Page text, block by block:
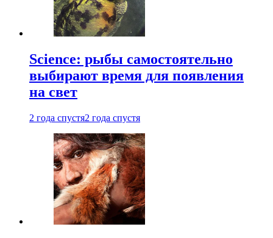
Science: рыбы самостоятельно
выбирают время для появления
на свет
2 года спустя2 года спустя